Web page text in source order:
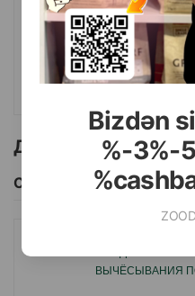
Bizdən
%-3%-
1 шт
Другие товоры
Смотреть Все
ВЫЧЁСЫВАНИЯ